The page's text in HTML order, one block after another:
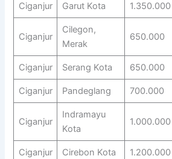
Ciganjur Garut Kota 1.350.000
Ciganjur
Cilegon,
Merak
650.000
Ciganjur Serang Kota 650.000
Ciganjur Pandeglang 700.000
Ciganjur
Indramayu
Kota
1.000.000
Ciganjur Cirebon Kota 1.200.000